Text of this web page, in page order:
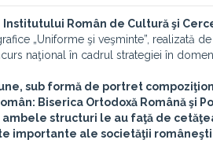
Institutului Român de Cultură şi
„Uniforme şi veşminte”, realizată de
naţional în cadrul strategiei în
sub formă de portret
Biserica Ortodoxă Română şi
structuri le au faţă de
importante ale societăţii